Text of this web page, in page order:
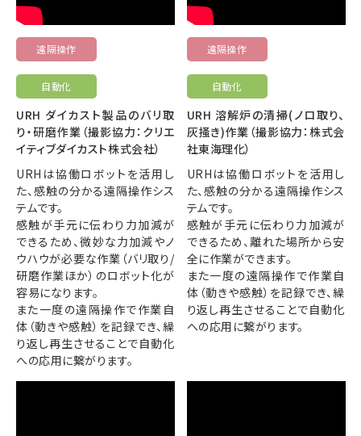
遠隔操作
自動化
URH ダイカスト製品のバリ取
り・研磨作業（撮影協力：クリエ
イティブダイカスト株式会社）
URHは協働ロボットを活用し
た、感触の分かる遠隔操作シス
テムです。
感触が手元に伝わり力加減が
できるため、微妙な力加減やノ
ウハウが必要な作業（バリ取り/
研磨作業ほか）のロボット化が
容易になります。
また一度の遠隔操作で作業自
体（動きや感触）を記録でき、繰
り返し再生させることで自動化
への応用に繋がります。
遠隔操作
自動化
URH 溶解炉の清掃(ノロ取り、
灰掻き)作業（撮影協力：株式会
社東海理化）
URHは協働ロボットを活用し
た、感触の分かる遠隔操作シス
テムです。
感触が手元に伝わり力加減が
できるため、離れた場所から安
全に作業ができます。
また一度の遠隔操作で作業自
体（動きや感触）を記録でき、繰
り返し再生させることで自動化
への応用に繋がります。